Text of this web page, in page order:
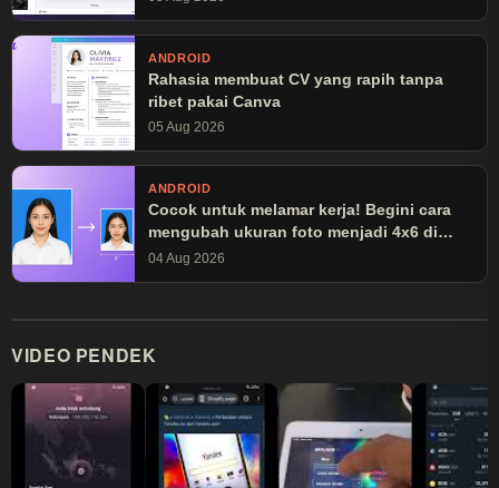
ANDROID
Rahasia membuat CV yang rapih tanpa
ribet pakai Canva
05 Aug 2026
ANDROID
Cocok untuk melamar kerja! Begini cara
mengubah ukuran foto menjadi 4x6 di
Canva
04 Aug 2026
VIDEO PENDEK